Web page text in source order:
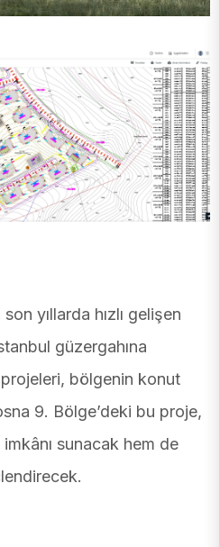
yıllarda hızlı gelişen
güzergahına
projeleri, bölgenin konut
9. Bölge’deki bu proje,
sunacak hem de